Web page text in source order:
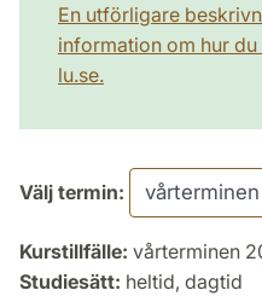
En utförligare
information om hur
lu.se.
Välj termin:
Kurstillfälle: vårterminen
Studiesätt: heltid, dagtid